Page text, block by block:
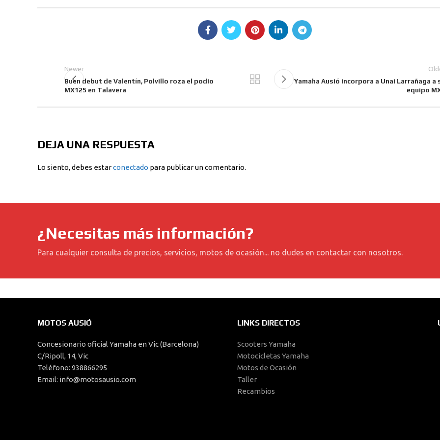
Buen debut de Valentín, Polvillo roza el podio
Yamaha Ausió incorpora a Unai Larrañaga a
DEJA UNA RESPUESTA
¿Necesitas más información?
Para cualquier consulta de precios, servicios, motos de ocasión... no dudes en contactar con nosotros.
MOTOS AUSIÓ
Concesionario oficial Yamaha en Vic (Barcelona)
C/Ripoll, 14, Vic
Teléfono: 938866295
Email: info@motosausio.com
LINKS DIRECTOS
Scooters Yamaha
Motocicletas Yamaha
Motos de Ocasión
Taller
Recambios